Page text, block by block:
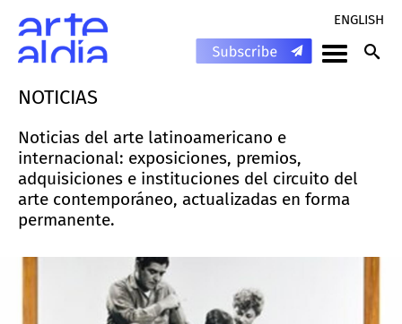
ENGLISH
NOTICIAS
Noticias del arte latinoamericano e
internacional: exposiciones, premios,
adquisiciones e instituciones del circuito del
arte contemporáneo, actualizadas en forma
permanente.